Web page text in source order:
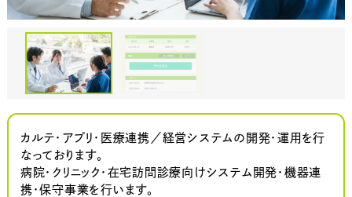
カルテ・アプリ・医療連携／経営システムの開発・運用を行
なっております。
病院・クリニック・在宅訪問診療向けシステム開発・機器連
携・保守事業を行います。